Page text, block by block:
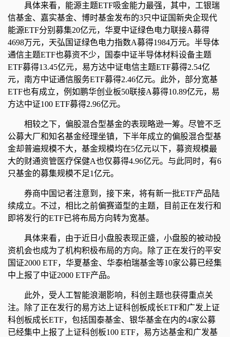
具体来看，能源主题ETF吸金能力最强，其中，工银瑞
信基金、嘉实基金、博时基金发布的3只中证国新央企现代
能源ETF分别募集20亿元，华夏中证绿色电力联接A募得
4698万元，天弘国证绿色电力指数A募得1984万元。半导体
通信主题ETF也募资不少，国泰中证半导体材料设备主题
ETF募得13.45亿元，易方达中证电信主题ETF募得2.54亿
元，南方中证通信服务ETF募得2.46亿元。此外，部分宽基
ETF也有成立，例如鹏华创业板50联接A募得10.89亿元，易
方达中证100 ETF募得2.96亿元。
相较之下，偏股混合型基金的表现略逊一筹。尽管不乏
公募大厂和知名基金经理坐镇，下半年成立的偏股混合型基
金却普遍规模不大，基金规模均在5亿元以下，募资规模最
大的财通资管医疗保健A也仅募得4.96亿元。与此同时，有6
只基金的募集规模不足1亿元。
券商中国记者注意到，接下来，将有新一批ETF产品陆
续成立。不过，相比之前偏赛道型的主题，目前正在发行和
即将发行的ETF已将布局方向转为宽基。
具体来看，由于近日小盘股表现正盛，小盘股的被动投
资机会也成为了机构积极布局的方向。除了正在发行的平安
国证2000 ETF，华夏基金、华泰柏瑞基金等10家公募已经集
中上报了中证2000 ETF产品。
此外，受人工智能浪潮影响，科创主题也获得重点关
注。除了正在发行的易方达上证科创板成长ETF和广发上证
科创板成长ETF，包括国泰基金、银华基金在内的4家公募
已经集中上报了上证科创板100 ETF，易方达基金和广发基